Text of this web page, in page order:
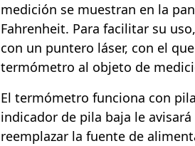
medición se muestran en la
Fahrenheit. Para facilitar su
con un puntero láser, con el
termómetro al objeto de
El termómetro funciona con
indicador de pila baja le
reemplazar la fuente de